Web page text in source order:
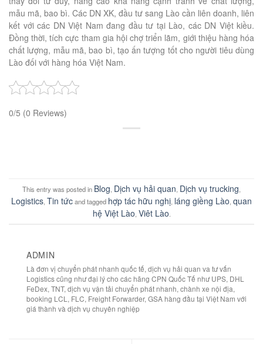
mẫu mã, bao bì. Các DN XK, đầu tư sang Lào cần liên doanh, liên
kết với các DN Việt Nam đang đầu tư tại Lào, các DN Việt kiều.
Đồng thời, tích cực tham gia hội chợ triển lãm, giới thiệu hàng hóa
chất lượng, mẫu mã, bao bì, tạo ấn tượng tốt cho người tiêu dùng
Lào đối với hàng hóa Việt Nam.
0/5 (0 Reviews)
This entry was posted in Blog Dịch vụ hải quan Dịch vụ trucking
Logistics Tin tứcand tagged hợp tác hữu nghị láng giềng Lào quan
hệ Việt Lào Viêt Lào
ADMIN
Là đơn vị chuyển phát nhanh quốc tế, dịch vụ hải quan va tư vấn
Logistics cũng như đại lý cho các hãng CPN Quốc Tế như UPS, DHL
FeDex, TNT, dịch vụ vận tải chuyển phát nhanh, chành xe nội địa,
booking LCL, FLC, Freight Forwarder, GSA hàng đầu tại Việt Nam với
giá thành và dịch vụ chuyên nghiệp